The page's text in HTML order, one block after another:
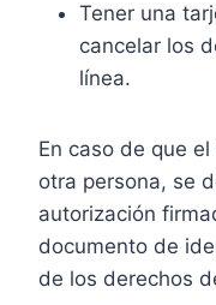
Tener una
cancelar los
línea.
En caso de que
otra persona, se
autorización
documento de
de los derechos